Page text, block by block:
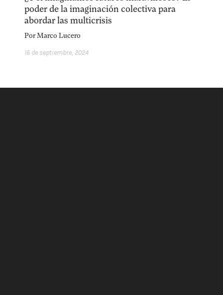
poder de la imaginación colectiva para
abordar las multicrisis
Por Marco Lucero
16 de septiembre, 2024
acerca
equipo política de envíos